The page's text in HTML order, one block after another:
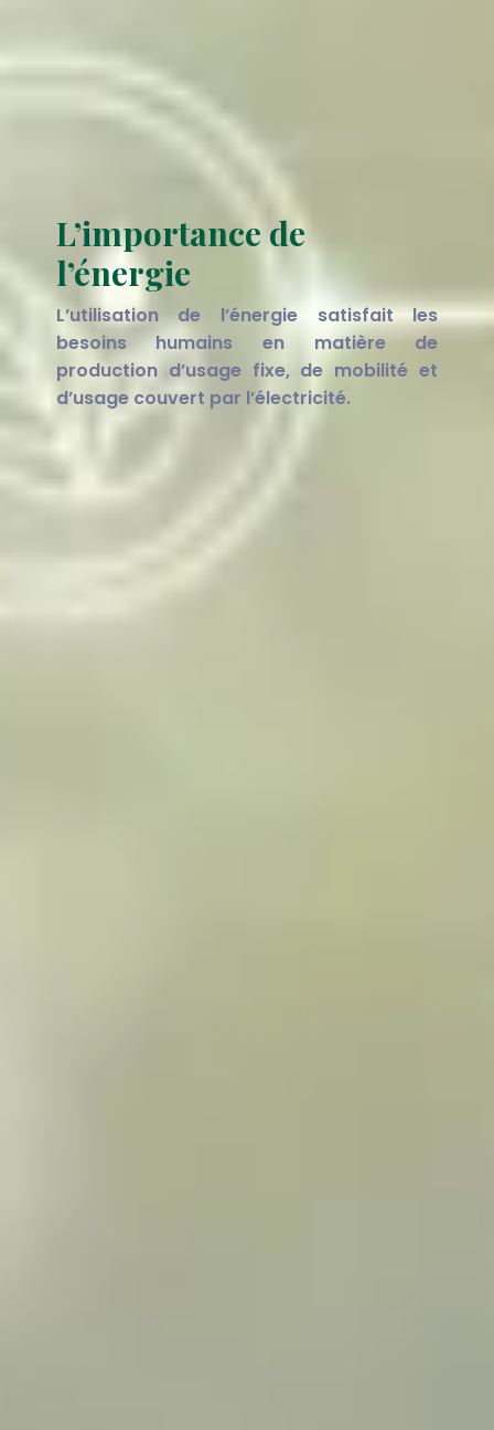
L’importance de
l’énergie
L’utilisation de l’énergie satisfait les
besoins humains en matière de
production d’usage fixe, de mobilité et
d’usage couvert par l’électricité.